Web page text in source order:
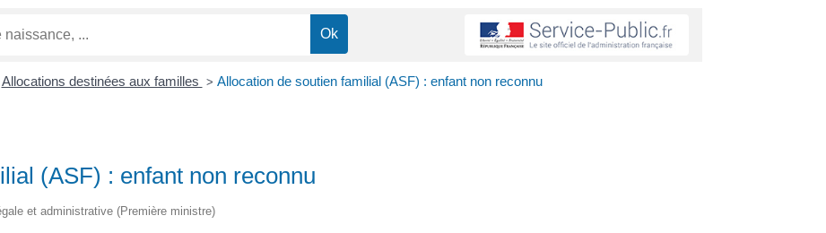
Allocations destinées aux familles > Allocation de soutien familial (ASF) : enfant non reconnu
(ASF) : enfant non reconnu
et administrative (Première ministre)